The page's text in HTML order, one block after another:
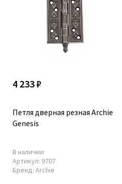
4 233 ₽
Петля дверная резная Archie
Genesis
В наличии
Артикул: 9707
Бренд: Archie